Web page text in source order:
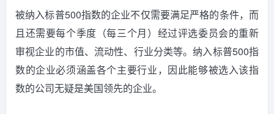
被纳入标普500指数的企业不仅需要满足严格的条件，而
且还需要每个季度（每三个月）经过评选委员会的重新
审视企业的市值、流动性、行业分类等。纳入标普500指
数的企业必须涵盖各个主要行业，因此能够被选入该指
数的公司无疑是美国领先的企业。